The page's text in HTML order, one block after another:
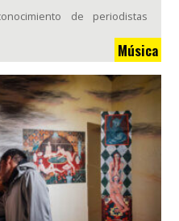
de periodistas
Música